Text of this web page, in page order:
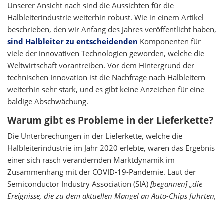
Unserer Ansicht nach sind die Aussichten für die
Halbleiterindustrie weiterhin robust. Wie in einem Artikel
beschrieben, den wir Anfang des Jahres veröffentlicht haben,
sind Halbleiter zu entscheidenden Komponenten für
viele der innovativen Technologien geworden, welche die
Weltwirtschaft vorantreiben. Vor dem Hintergrund der
technischen Innovation ist die Nachfrage nach Halbleitern
weiterhin sehr stark, und es gibt keine Anzeichen für eine
baldige Abschwächung.
Warum gibt es Probleme in der Lieferkette?
Die Unterbrechungen in der Lieferkette, welche die
Halbleiterindustrie im Jahr 2020 erlebte, waren das Ergebnis
einer sich rasch verändernden Marktdynamik im
Zusammenhang mit der COVID-19-Pandemie. Laut der
Semiconductor Industry Association (SIA) [begannen] „die
Ereignisse, die zu dem aktuellen Mangel an Auto-Chips führten,